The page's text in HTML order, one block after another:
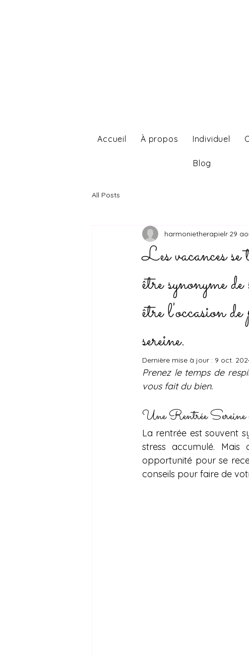
Accueil À propos Individuel
Blog
All Posts
Les vacances
être synonyme
être l'occasion
sereine.
harmonietherapielr 29
Dernière mise à jour : 9 oct.
Prenez le temps de
vous fait du bien.
Une Rentrée Sereine
La rentrée est souvent
stress accumulé.
opportunité pour se
conseils pour faire de